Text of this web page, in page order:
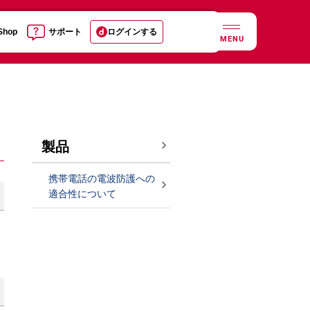
サポート ログインする
MENU
製品
携帯電話の電波防護への
適合性について